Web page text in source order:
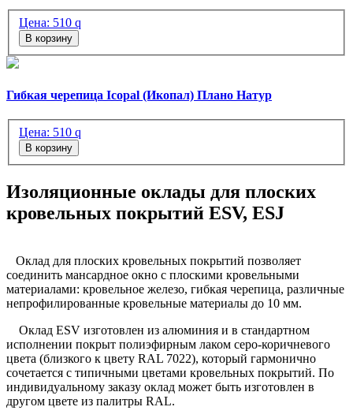
Цена: 510 q
В корзину
Гибкая черепица Icopal (Икопал) Плано Натур
Цена: 510 q
В корзину
Изоляционные оклады для плоских
кровельных покрытий ESV, ESJ
Оклад для плоских кровельных покрытий позволяет
соединить мансардное окно с плоскими кровельными
материалами: кровельное железо, гибкая черепица, различные
непрофилированные кровельные материалы до 10 мм.
Оклад ESV изготовлен из алюминия и в стандартном
исполнении покрыт полиэфирным лаком серо-коричневого
цвета (близкого к цвету RAL 7022), который гармонично
сочетается с типичными цветами кровельных покрытий. По
индивидуальному заказу оклад может быть изготовлен в
другом цвете из палитры RAL.